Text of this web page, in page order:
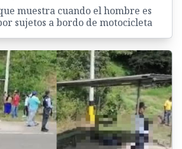
muestra cuando el hombre es
sujetos a bordo de motocicleta